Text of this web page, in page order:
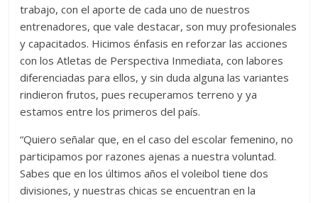
trabajo, con el aporte de cada uno de nuestros
entrenadores, que vale destacar, son muy profesionales
y capacitados. Hicimos énfasis en reforzar las acciones
con los Atletas de Perspectiva Inmediata, con labores
diferenciadas para ellos, y sin duda alguna las variantes
rindieron frutos, pues recuperamos terreno y ya
estamos entre los primeros del país.
“Quiero señalar que, en el caso del escolar femenino, no
participamos por razones ajenas a nuestra voluntad.
Sabes que en los últimos años el voleibol tiene dos
divisiones, y nuestras chicas se encuentran en la